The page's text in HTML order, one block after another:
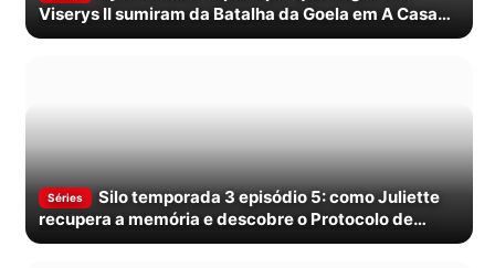
Viserys II sumiram da Batalha da Goela em A Casa
do Dragão
Séries
Silo temporada 3 episódio 5: como Juliette
recupera a memória e descobre o Protocolo de
Salvaguarda